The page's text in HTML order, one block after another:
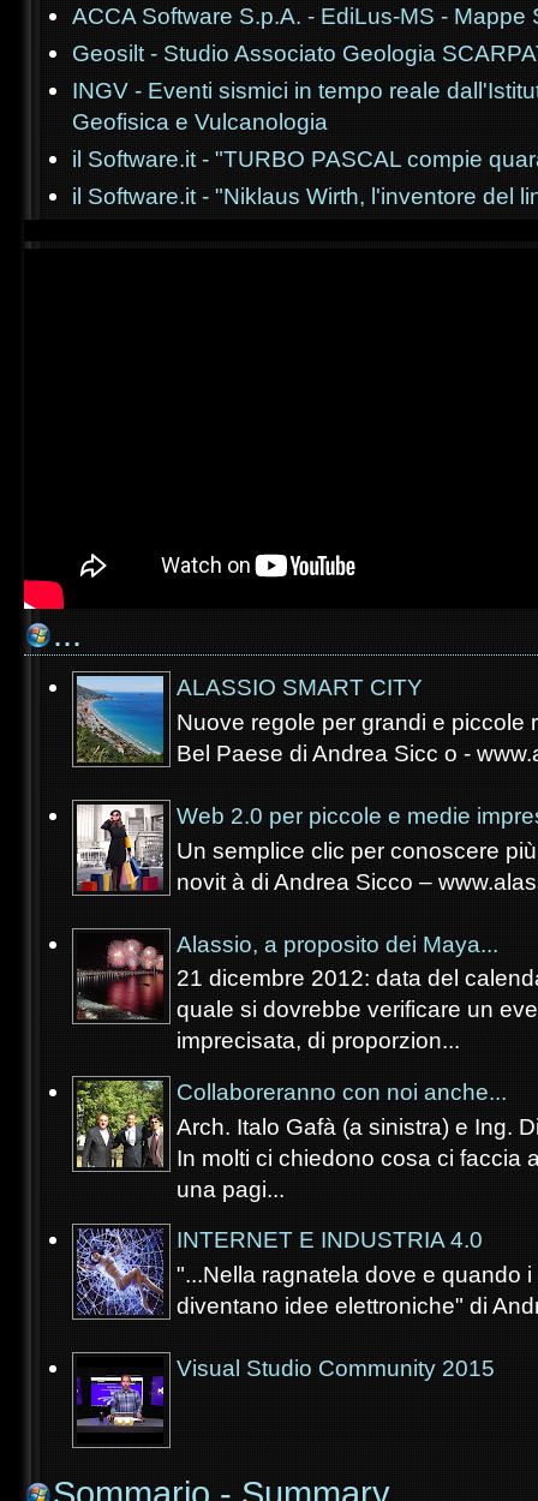
ACCA Software S.p.A. - EdiLus-MS - Mappe
Geosilt - Studio Associato Geologia
INGV - Eventi sismici in tempo reale
Geofisica e Vulcanologia
il Software.it - "TURBO PASCAL compie
il Software.it - "Niklaus Wirth, l'inventore del
...
ALASSIO SMART CITY
Nuove regole per grandi e piccole
Bel Paese di Andrea Sicc o -
Web 2.0 per piccole e medie
Un semplice clic per conoscere
novit à di Andrea Sicco –
Alassio, a proposito dei Maya...
21 dicembre 2012: data del
quale si dovrebbe verificare un
imprecisata, di proporzion...
Collaboreranno con noi anche...
Arch. Italo Gafà (a sinistra) e Ing.
In molti ci chiedono cosa ci faccia
una pagi...
INTERNET E INDUSTRIA 4.0
"...Nella ragnatela dove e quando
diventano idee elettroniche" di
Visual Studio Community 2015